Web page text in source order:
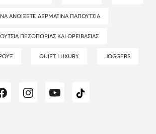
ΝΑ ΑΝΟΊΞΕΤΕ ΔΕΡΜΆΤΙΝΑ ΠΑΠΟΎΤΣΙΑ
ΠΕΖΟΠΟΡΊΑΣ ΚΑΙ ΟΡΕΙΒΑΣΊΑΣ
QUIET LUXURY JOGGERS